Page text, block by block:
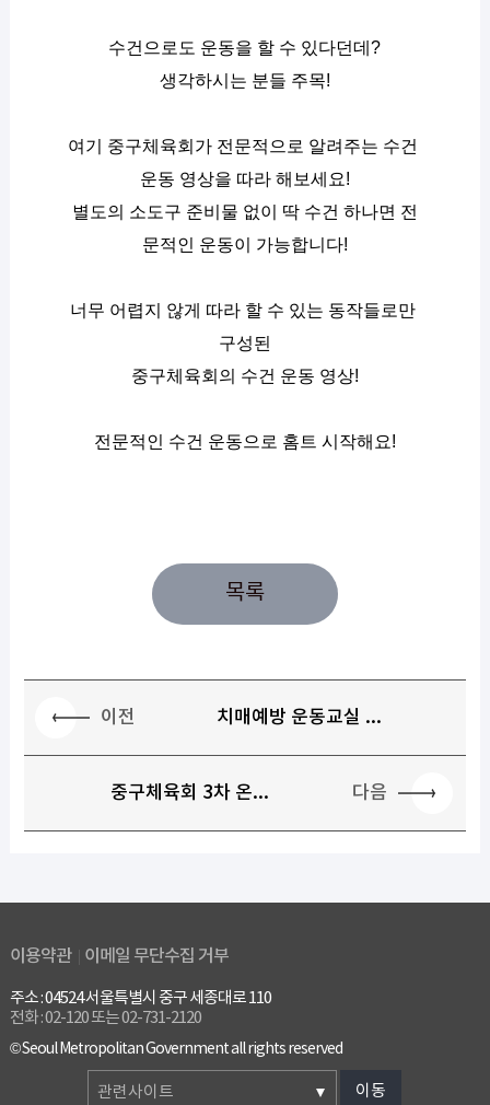
수건으로도 운동을 할 수 있다던데?
생각하시는 분들 주목!
여기 중구체육회가 전문적으로 알려주는 수건
운동 영상을 따라 해보세요!
별도의 소도구 준비물 없이 딱 수건 하나면 전
문적인 운동이 가능합니다!
너무 어렵지 않게 따라 할 수 있는 동작들로만
구성된
중구체육회의 수건 운동 영상!
전문적인 수건 운동으로 홈트 시작해요!
목록
이전 치매예방 운동교실 ...
중구체육회 3차 온... 다음
이용약관 이메일 무단수집 거부
주소 : 04524 서울특별시 중구 세종대로 110
전화 : 02-120 또는 02-731-2120
© Seoul Metropolitan Government all rights reserved
관련사이트 이동